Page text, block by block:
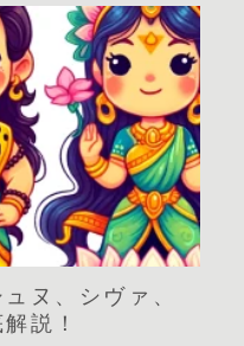
ヌ、シヴァ、
説！